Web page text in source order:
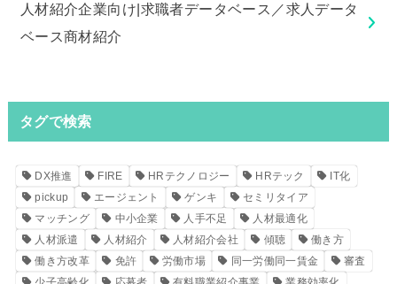
人材紹介企業向け|求職者データベース／求人データ
ベース商材紹介
タグで検索
DX推進 FIRE HRテクノロジー HRテック
IT化
pickup
エージェント ゲンキ
セミリタイア
マッチング
中小企業 人手不足
人材最適化
人材派遣
人材紹介 人材紹介会社 傾聴
働き方
働き方改革
免許 労働市場 同一労働同一賃金
審査